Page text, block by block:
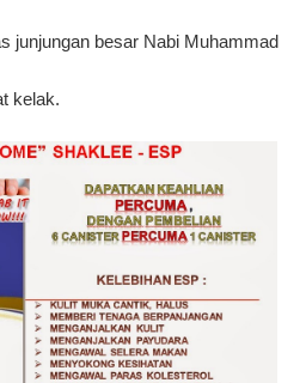
junjungan besar Nabi Muhammad
kelak.